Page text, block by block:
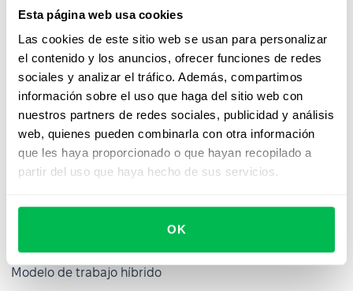
Esta página web usa cookies
Las cookies de este sitio web se usan para personalizar
el contenido y los anuncios, ofrecer funciones de redes
sociales y analizar el tráfico. Además, compartimos
información sobre el uso que haga del sitio web con
nuestros partners de redes sociales, publicidad y análisis
web, quienes pueden combinarla con otra información
que les haya proporcionado o que hayan recopilado a
partir del uso que haya hecho de sus servicios.
OK
Manual del empleado
Marca de empleador
Mejora del desempeño
Mentoría inversa
Mentoring
Mercado laboral
Meseta laboral o de carrera
Métrica de Tiempo para Contratar
Métrica de Time-to-Fill
Modelo de Cinco Factores de la Personalidad
Modelo de trabajo híbrido